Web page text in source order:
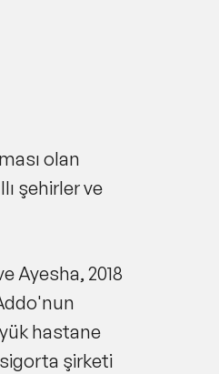
olan
şehirler ve
Ayesha, 2018
hastane
şirketi